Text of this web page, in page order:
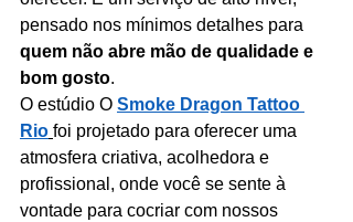
pensado nos mínimos detalhes para
quem não abre mão de qualidade e
bom gosto.
O estúdio O Smoke Dragon Tattoo
Rio foi projetado para oferecer uma
atmosfera criativa, acolhedora e
profissional, onde você se sente à
vontade para cocriar com nossos